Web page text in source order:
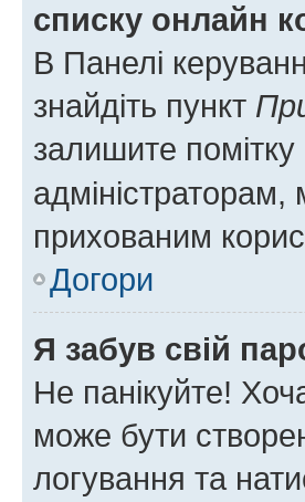
списку онлайн
В Панелі
знайдіть пункт
залишите
прихованим
Догори
Я забув свій
Не панікуйте!
може бути
логування та